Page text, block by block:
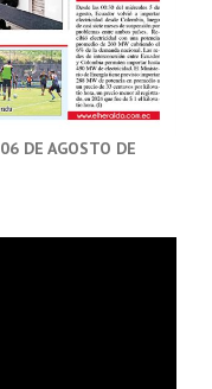
DE AGOSTO DE